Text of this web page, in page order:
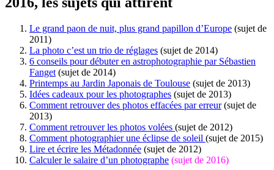
Le grand paon de nuit, plus grand papillon d’Europe (sujet de
2011)
La photo c’est un trio de réglages (sujet de 2014)
6 conseils pour débuter en astrophotographie par Sébastien
Fanget (sujet de 2014)
Printemps au Jardin Japonais de Toulouse (sujet de 2013)
Idées cadeaux pour les photographes (sujet de 2013)
Comment retrouver des photos effacées par erreur(sujet de
2013)
Comment retrouver les photos volées (sujet de 2012)
Comment photographier une éclipse de soleil (sujet de 2015)
Lire et écrire les Métadonnée (sujet de 2012)
Calculer le salaire d’un photographe (sujet de 2016)